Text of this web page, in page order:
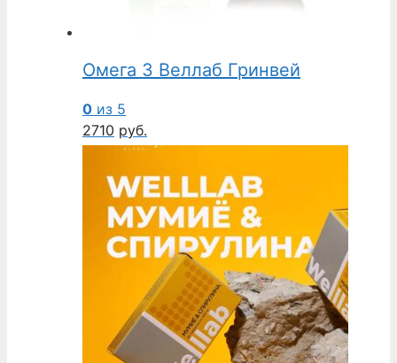
Омега 3 Веллаб Гринвей
0 из 5
2710 руб.